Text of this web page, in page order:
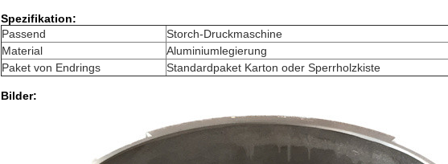
Spezifikation:
Passend
Storch-Druckmaschine
Material
Aluminiumlegierung
Paket von Endrings
Standardpaket Karton oder Sperrholzkiste
Bilder: